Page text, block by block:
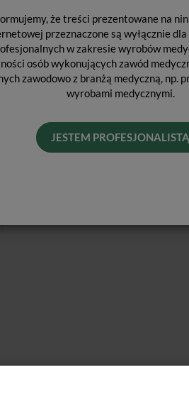
że treści prezentowane na
przeznaczone są wyłącznie
w zakresie wyrobów
osób wykonujących zawód
zawodowo z branżą medyczną, np.
wyrobami medycznymi.
JESTEM PROFESJONALISTĄ
światło tak, jak naturalna